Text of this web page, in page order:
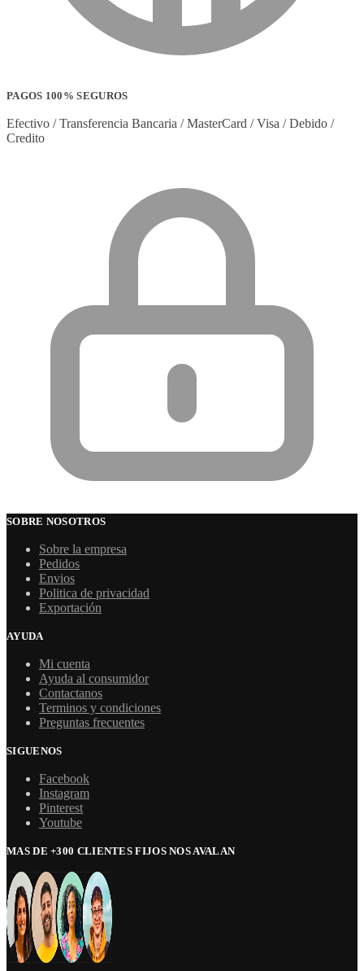
PAGOS 100% SEGUROS
Efectivo / Transferencia Bancaria / MasterCard / Visa / Debido /
Credito
SOBRE NOSOTROS
Sobre la empresa
Pedidos
Envios
Politica de privacidad
Exportación
AYUDA
Mi cuenta
Ayuda al consumidor
Contactanos
Terminos y condiciones
Preguntas frecuentes
SIGUENOS
Facebook
Instagram
Pinterest
Youtube
MAS DE +300 CLIENTES FIJOS NOS AVALAN